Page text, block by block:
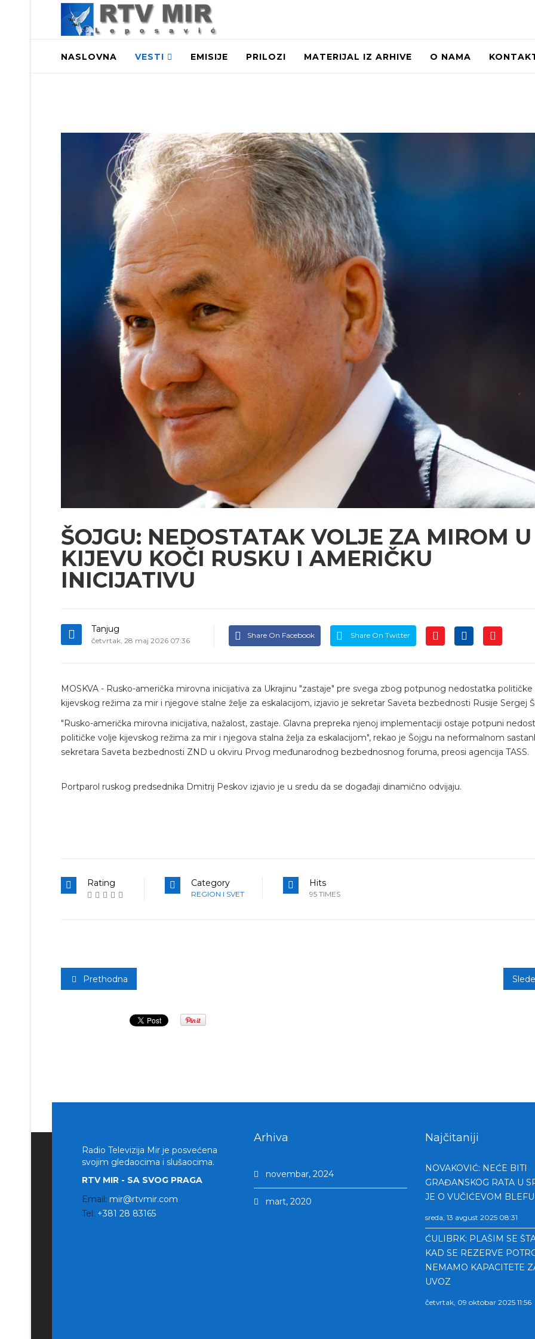
NASLOVNA VESTI EMISIJE PRILOZI MATERIJAL IZ ARHIVE O NAMA
ŠOJGU: NEDOSTATAK VOLJE ZA MIROM U
KIJEVU KOČI RUSKU I AMERIČKU
INICIJATIVU
Tanjug
četvrtak, 28 maj 2026 07:36
Share On Facebook Share On Twitter
MOSKVA - Rusko-američka mirovna inicijativa za Ukrajinu "zastaje" pre svega zbog potpunog nedostatka političke
kijevskog režima za mir i njegove stalne želje za eskalacijom, izjavio je sekretar Saveta bezbednosti Rusije Sergej
"Rusko-američka mirovna inicijativa, nažalost, zastaje. Glavna prepreka njenoj implementaciji ostaje potpuni
političke volje kijevskog režima za mir i njegova stalna želja za eskalacijom", rekao je Šojgu na neformalnom
sekretara Saveta bezbednosti ZND u okviru Prvog međunarodnog bezbednosnog foruma, preosi agencija TASS.
Portparol ruskog predsednika Dmitrij Peskov izjavio je u sredu da se događaji dinamično odvijaju.
Rating Category
REGION I SVET
Hits
95 TIMES
Prethodna
Radio Televizija Mir je posvećena
svojim gledaocima i slušaocima.
RTV MIR - SA SVOG PRAGA
Email: mir@rtvmir.com
Tel: +381 28 83165
Arhiva
novembar, 2024
mart, 2020
Najčitaniji
NOVAKOVIĆ: NEĆE BITI
GRAĐANSKOG RATA U
JE O VUČIĆEVOM BLEFU
sreda, 13 avgust 2025 08:31
ĆULIBRK: PLAŠIM SE
KAD SE REZERVE
NEMAMO KAPACITETE
UVOZ
četvrtak, 09 oktobar 2025 11:56